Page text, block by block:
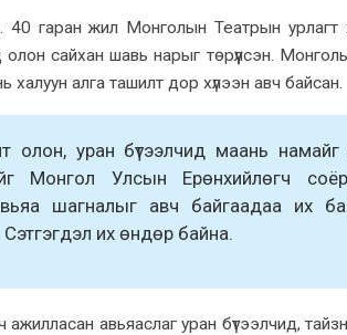
гаран жил Монголын Театрын урлагт
сайхан шавь нарыг төрүүлсэн.
халуун алга ташилт дор хүлээн авч байсан.
олон, уран бүтээлчид маань
Монгол Улсын Ерөнхийлөгч
шагналыг авч байгаадаа их
их өндөр байна.
авьяаслаг уран бүтээлчид,